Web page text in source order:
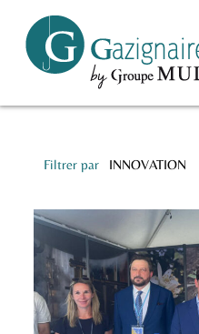
Filtrer par INNOVATION